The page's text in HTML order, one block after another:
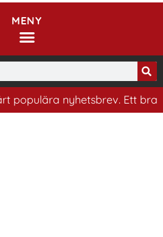
MENY
nyhetsbrev. Ett bra sätt